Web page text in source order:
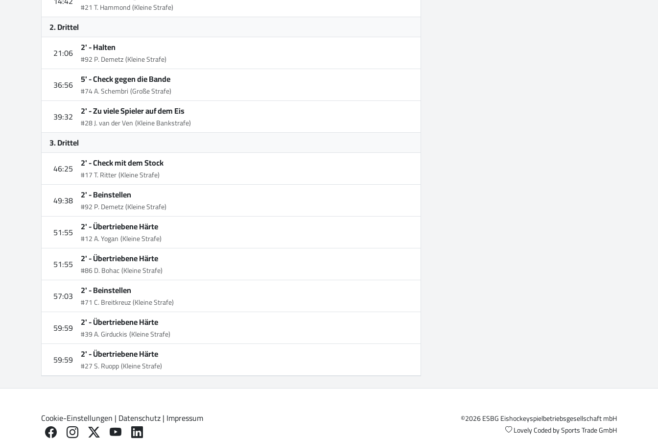
#21 T. Hammond(Kleine Strafe)
2. Drittel
21:06 2' -Halten
#92 P. Demetz(Kleine Strafe)
36:56 5' -Check gegen die Bande
#74 A. Schembri(Große Strafe)
39:32 2' -Zu viele Spieler auf dem Eis
#28 J. van der Ven(Kleine Bankstrafe)
3. Drittel
46:25 2' -Check mit dem Stock
#17 T. Ritter(Kleine Strafe)
49:38 2' -Beinstellen
#92 P. Demetz(Kleine Strafe)
51:55 2' -Übertriebene Härte
#12 A. Yogan(Kleine Strafe)
51:55 2' -Übertriebene Härte
#86 D. Bohac(Kleine Strafe)
57:03 2' -Beinstellen
#71 C. Breitkreuz(Kleine Strafe)
59:59 2' -Übertriebene Härte
#39 A. Girduckis(Kleine Strafe)
59:59 2' -Übertriebene Härte
#27 S. Ruopp(Kleine Strafe)
Cookie-Einstellungen | Datenschutz| Impressum
©2026 ESBG Eishockeyspielbetriebsgesellschaft mbH
Lovely Coded bySports Trade GmbH